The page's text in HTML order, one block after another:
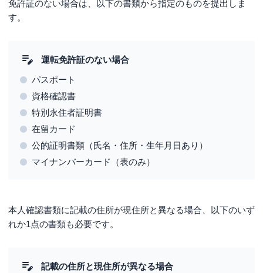
免許証のない場合は、以下の書類から指定のものを提出しま
す。
運転免許証のない場合
パスポート
資格確認書
特別永住者証明書
在留カード
公的証明書類（氏名・住所・生年月日あり）
マイナンバーカード（表のみ）
本人確認書類に記載の住所が現住所と異なる場合、以下のいず
れか1点の書類も必要です。
記載の住所と現住所が異なる場合